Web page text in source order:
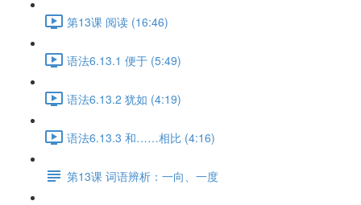
第13课 阅读 (16:46)
语法6.13.1 便于 (5:49)
语法6.13.2 犹如 (4:19)
语法6.13.3 和……相比 (4:16)
第13课 词语辨析：一向、一度